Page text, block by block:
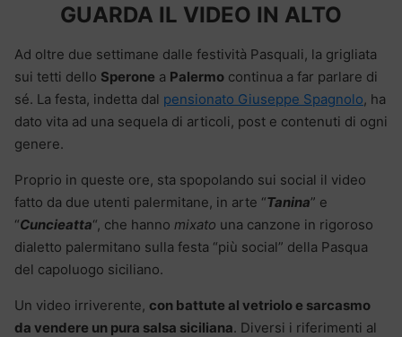
GUARDA IL VIDEO IN ALTO
Ad oltre due settimane dalle festività Pasquali, la grigliata
sui tetti dello Sperone a Palermo continua a far parlare di
sé. La festa, indetta dal pensionato Giuseppe Spagnolo, ha
dato vita ad una sequela di articoli, post e contenuti di ogni
genere.
Proprio in queste ore, sta spopolando sui social il video
fatto da due utenti palermitane, in arte “Tanina” e
“Cuncieatta“, che hanno mixato una canzone in rigoroso
dialetto palermitano sulla festa “più social” della Pasqua
del capoluogo siciliano.
Un video irriverente, con battute al vetriolo e sarcasmo
da vendere un pura salsa siciliana. Diversi i riferimenti al